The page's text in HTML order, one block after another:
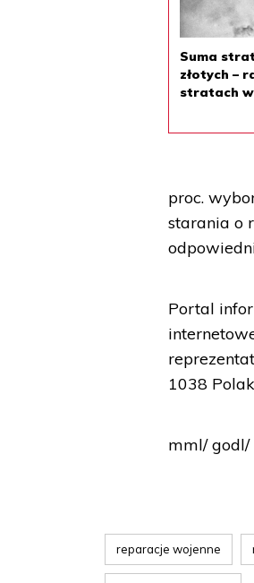
Suma
złotych –
stratach
proc.
starania o
Portal
1038
mml/ godl/
reparacje wojenne